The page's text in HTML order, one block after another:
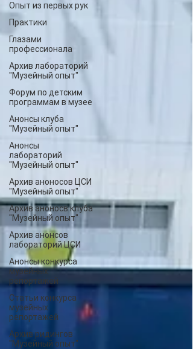
Опыт из первых рук
Практики
Глазами
профессионала
Архив лабораторий
"Музейный опыт"
Форум по детским
программам в музее
Анонсы клуба
"Музейный опыт"
Анонсы
лабораторий
"Музейный опыт"
Архив аноносов ЦСИ
"Музейный опыт"
Архив аноносв клуба
"Музейный опыт"
Архив анонсов
лабораторий ЦСИ
Анонсы конкурса
музейных
репортажей
Статьи конкурса
музейных
репортажей
Архив ридингов
"Музейный опыт"